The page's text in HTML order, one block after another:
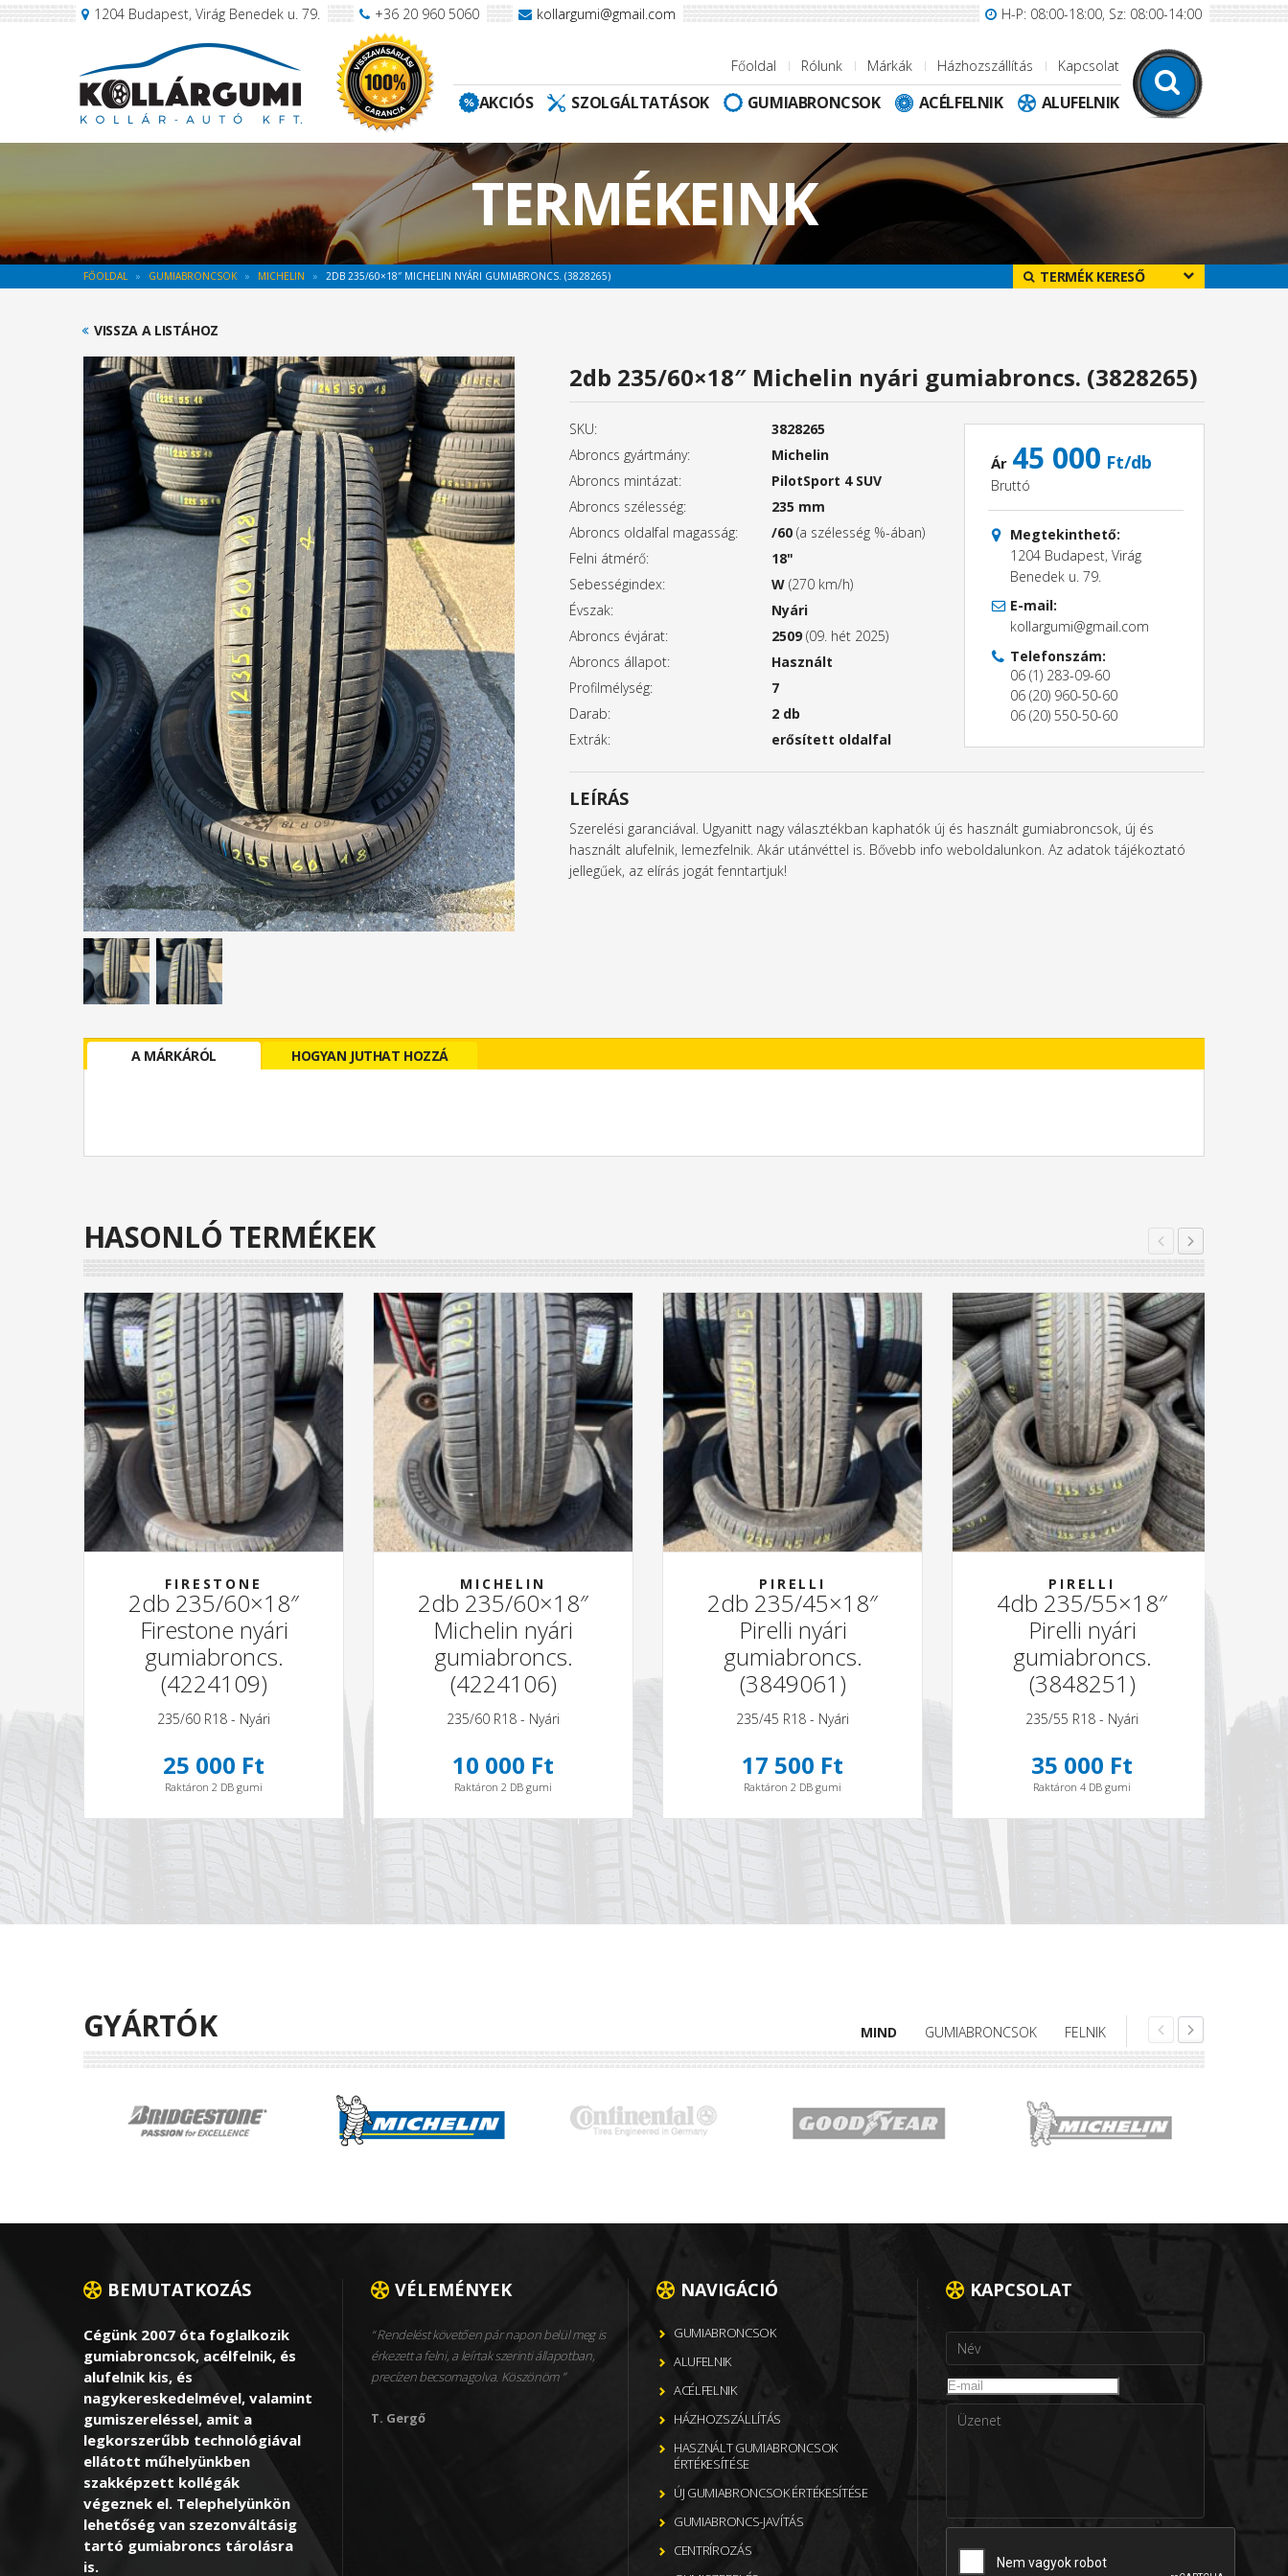
1204 Budapest, Virág Benedek u. 79. +36 20 960 5060 kollargumi@gmail.com H-P: 08:00-18:00, Sz: 08:00-14:00
Főoldal Rólunk Márkák Házhozszállítás Kapcsolat
AKCIÓS SZOLGÁLTATÁSOK GUMIABRONCSOK ACÉLFELNIK ALUFELNIK
TERMÉKEINK
FŐOLDAL GUMIABRONCSOK MICHELIN 2DB 235/60×18″ MICHELIN NYÁRI GUMIABRONCS. (3828265) TERMÉK KERESŐ
VISSZA A LISTÁHOZ
2db 235/60×18″ Michelin nyári gumiabroncs. (3828265)
SKU:
3828265
Abroncs gyártmány:
Michelin
Abroncs mintázat:
PilotSport 4 SUV
Abroncs szélesség:
235 mm
Abroncs oldalfal magasság:
/60 (a szélesség %-ában)
Felni átmérő:
18"
Sebességindex:
W(270 km/h)
Évszak:
Nyári
Abroncs évjárat:
2509 (09. hét 2025)
Abroncs állapot:
Használt
Profilmélység:
7
Darab:
2 db
Extrák:
erősített oldalfal
Ár 45 000 Ft/db
Bruttó
Megtekinthető:
1204 Budapest, Virág
Benedek u. 79.
E-mail:
kollargumi@gmail.com
Telefonszám:
06 (1) 283-09-60
06 (20) 960-50-60
06 (20) 550-50-60
LEÍRÁS
Szerelési garanciával. Ugyanitt nagy választékban kaphatók új és használt gumiabroncsok, új és
használt alufelnik, lemezfelnik. Akár utánvéttel is. Bővebb info weboldalunkon. Az adatok tájékoztató
jellegűek, az elírás jogát fenntartjuk!
A MÁRKÁRÓL HOGYAN JUTHAT HOZZÁ
HASONLÓ TERMÉKEK
FIRESTONE
2db 235/60×18″
Firestone nyári
gumiabroncs.
(4224109)
235/60 R18 - Nyári
25 000 Ft
Raktáron 2 DB gumi
MICHELIN
2db 235/60×18″
Michelin nyári
gumiabroncs.
(4224106)
235/60 R18 - Nyári
10 000 Ft
Raktáron 2 DB gumi
PIRELLI
2db 235/45×18″
Pirelli nyári
gumiabroncs.
(3849061)
235/45 R18 - Nyári
17 500 Ft
Raktáron 2 DB gumi
PIRELLI
4db 235/55×18″
Pirelli nyári
gumiabroncs.
(3848251)
235/55 R18 - Nyári
35 000 Ft
Raktáron 4 DB gumi
GYÁRTÓK MIND GUMIABRONCSOK FELNIK
BEMUTATKOZÁS
Cégünk 2007 óta foglalkozik
gumiabroncsok, acélfelnik, és
alufelnik kis, és
nagykereskedelmével, valamint
gumiszereléssel, amit a
legkorszerűbb technológiával
ellátott műhelyünkben
szakképzett kollégák
végeznek el. Telephelyünkön
lehetőség van szezonváltásig
tartó gumiabroncs tárolásra
is.
VÉLEMÉNYEK
Rendelést követően pár napon belül meg is
érkezett a felni, a leírtak szerinti állapotban,
precízen becsomagolva. Köszönöm
T. Gergő
NAVIGÁCIÓ
GUMIABRONCSOK
ALUFELNIK
ACÉLFELNIK
HÁZHOZSZÁLLÍTÁS
HASZNÁLT GUMIABRONCSOK
ÉRTÉKESÍTÉSE
ÚJ GUMIABRONCSOK ÉRTÉKESÍTÉSE
GUMIABRONCS-JAVÍTÁS
CENTRÍROZÁS
KAPCSOLAT